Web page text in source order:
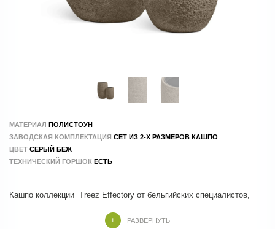
МАТЕРИАЛ ПОЛИСТОУН
ЗАВОДСКАЯ КОМПЛЕКТАЦИЯ СЕТ ИЗ 2-Х РАЗМЕРОВ КАШПО
ЦВЕТ СЕРЫЙ БЕЖ
ТЕХНИЧЕСКИЙ ГОРШОК ЕСТЬ
Кашпо коллекции Treez Effectory от бельгийских специалистов,
которые учли все тренды и особенности современного дизайна
РАЗВЕРНУТЬ